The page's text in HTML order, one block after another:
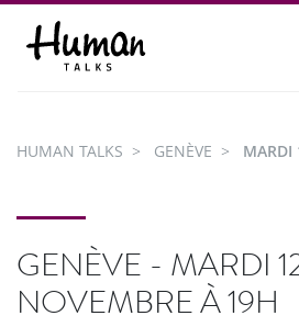
PARTICIPER
HUMAN TALKS GENÈVE MARDI
GENÈVE - MARDI
NOVEMBRE À 19H